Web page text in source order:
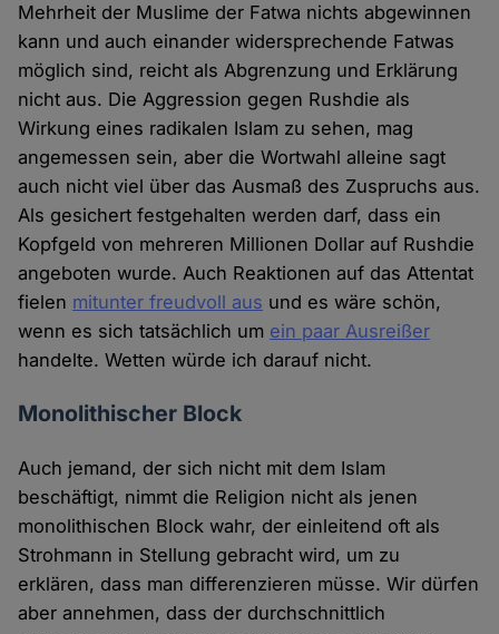
Mehrheit der Muslime der Fatwa nichts abgewinnen
kann und auch einander widersprechende Fatwas
möglich sind, reicht als Abgrenzung und Erklärung
nicht aus. Die Aggression gegen Rushdie als
Wirkung eines radikalen Islam zu sehen, mag
angemessen sein, aber die Wortwahl alleine sagt
auch nicht viel über das Ausmaß des Zuspruchs aus.
Als gesichert festgehalten werden darf, dass ein
Kopfgeld von mehreren Millionen Dollar auf Rushdie
angeboten wurde. Auch Reaktionen auf das Attentat
fielen mitunter freudvoll aus und es wäre schön,
wenn es sich tatsächlich um ein paar Ausreißer
handelte. Wetten würde ich darauf nicht.
Monolithischer Block
Auch jemand, der sich nicht mit dem Islam
beschäftigt, nimmt die Religion nicht als jenen
monolithischen Block wahr, der einleitend oft als
Strohmann in Stellung gebracht wird, um zu
erklären, dass man differenzieren müsse. Wir dürfen
aber annehmen, dass der durchschnittlich